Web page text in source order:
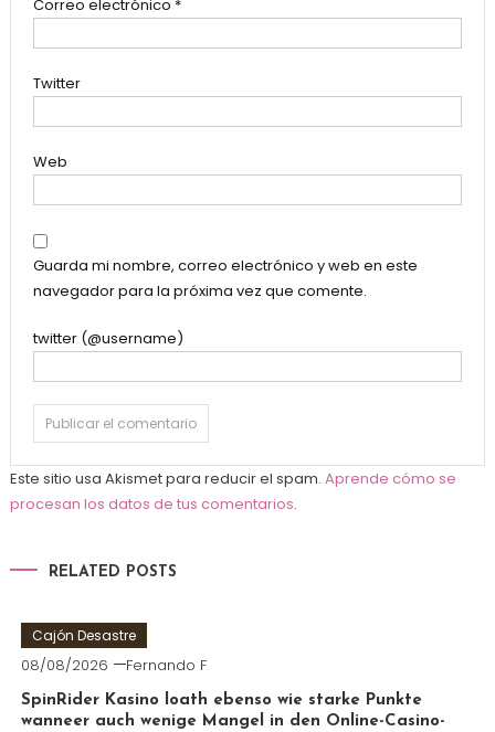
Correo electrónico *
Twitter
Web
Guarda mi nombre, correo electrónico y web en este
navegador para la próxima vez que comente.
twitter (@username)
Este sitio usa Akismet para reducir el spam. Aprende cómo se
procesan los datos de tus comentarios.
RELATED POSTS
Cajón Desastre
08/08/2026 Fernando F
SpinRider Kasino loath ebenso wie starke Punkte
wanneer auch wenige Mangel in den Online-Casino-